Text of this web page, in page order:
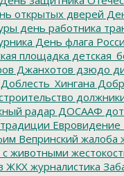
открытых дверей
день работника
День флага
площадка
Джанхотов дзюдо
Доблесть_Хингана
радар ДОСААФ
Евровидение
Вепринский жалоба
животными
ЖКХ журналистика